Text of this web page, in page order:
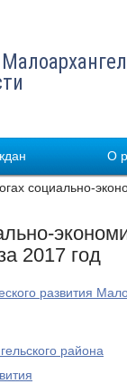
О
социально-
2017 год
развития
района